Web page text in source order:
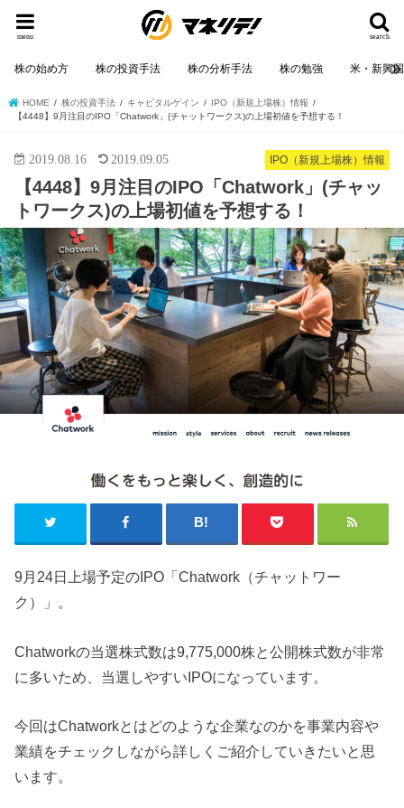
search
menu
株の始め方 株の投資手法 株の分析手法 株の勉強 米・新興
HOME 株の投資手法 キャピタルゲイン
IPO（新規上場株）情報
【4448】9月注目のIPO「Chatwork」(チャットワークス)の上場初値を予想する！
IPO（新規上場株）情報
2019.08.16 2019.09.05
【4448】9月注目のIPO「Chatwork」(チャッ
トワークス)の上場初値を予想する！
9月24日上場予定のIPO「Chatwork（チャットワー
ク）」。
Chatworkの当選株式数は9,775,000株と公開株式数が非常
に多いため、当選しやすいIPOになっています。
今回はChatworkとはどのような企業なのかを事業内容や
業績をチェックしながら詳しくご紹介していきたいと思
います。